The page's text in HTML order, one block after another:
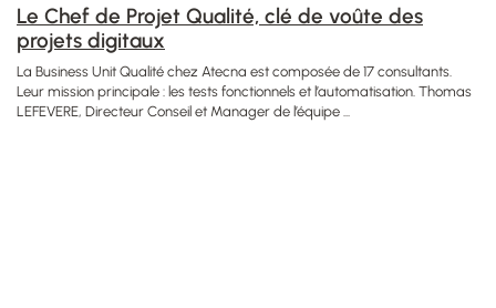
Le Chef de Projet Qualité, clé de voûte des
projets digitaux
La Business Unit Qualité chez Atecna est composée de 17 consultants.
Leur mission principale : les tests fonctionnels et l’automatisation. Thomas
LEFEVERE, Directeur Conseil et Manager de l’équipe ...